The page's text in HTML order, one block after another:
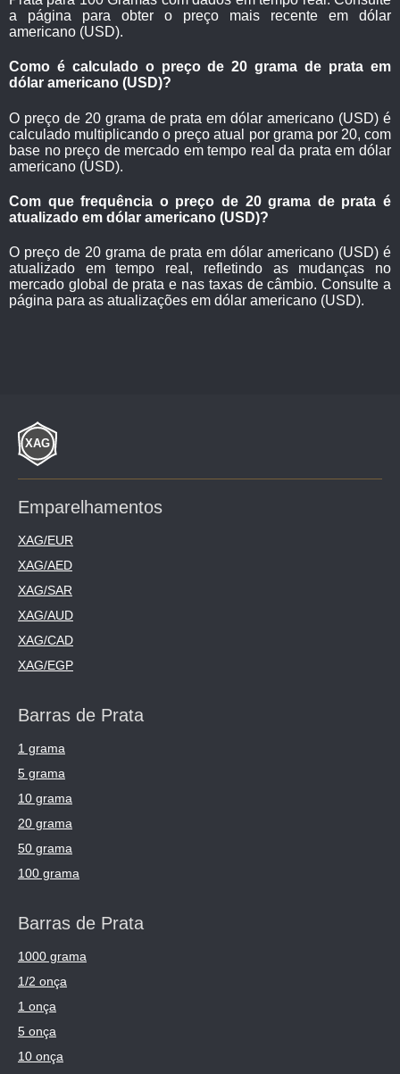
a página para obter o preço mais recente em dólar
americano (USD).
Como é calculado o preço de 20 grama de prata em
dólar americano (USD)?
O preço de 20 grama de prata em dólar americano (USD) é
calculado multiplicando o preço atual por grama por 20, com
base no preço de mercado em tempo real da prata em dólar
americano (USD).
Com que frequência o preço de 20 grama de prata é
atualizado em dólar americano (USD)?
O preço de 20 grama de prata em dólar americano (USD) é
atualizado em tempo real, refletindo as mudanças no
mercado global de prata e nas taxas de câmbio. Consulte a
página para as atualizações em dólar americano (USD).
Emparelhamentos
XAG/EUR
XAG/AED
XAG/SAR
XAG/AUD
XAG/CAD
XAG/EGP
Barras de Prata
1 grama
5 grama
10 grama
20 grama
50 grama
100 grama
Barras de Prata
1000 grama
1/2 onça
1 onça
5 onça
10 onça